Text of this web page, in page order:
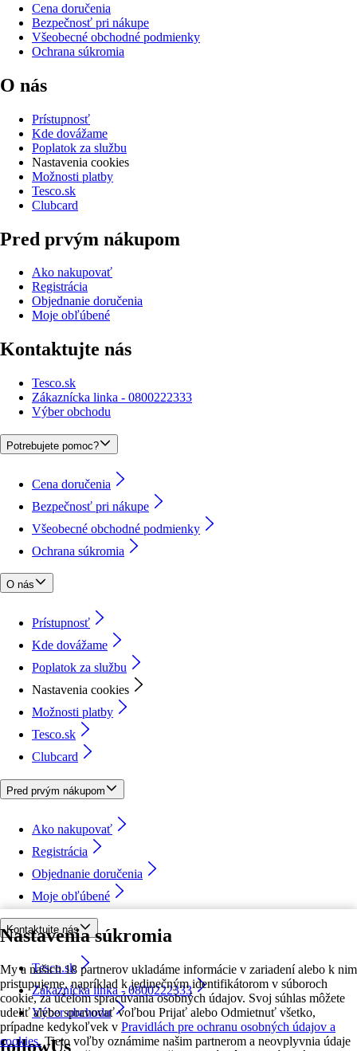
Nastavenia súkromia
My a našich 18 partnerov ukladáme informácie v zariadení alebo k nim
pristupujeme, napríklad k jedinečným identifikátorom v súboroch
cookie, za účelom spracúvania osobných údajov. Svoj súhlas môžete
udeliť alebo spravovať voľbou Prijať alebo Odmietnuť všetko,
prípadne kedykoľvek v Pravidlách pre ochranu osobných údajov a
cookies. Tieto voľby oznámime našim partnerom a neovplyvnia údaje
Cena doručenia
Bezpečnosť pri nákupe
Všeobecné obchodné podmienky
Ochrana súkromia
O nás
Prístupnosť
Kde dovážame
Poplatok za službu
Nastavenia cookies
Možnosti platby
Tesco.sk
Clubcard
Pred prvým nákupom
Ako nakupovať
Registrácia
Objednanie doručenia
Moje obľúbené
Kontaktujte nás
Tesco.sk
Zákaznícka linka - 0800222333
Výber obchodu
Potrebujete pomoc?
Cena doručenia
Bezpečnosť pri nákupe
Všeobecné obchodné podmienky
Ochrana súkromia
O nás
Prístupnosť
Kde dovážame
Poplatok za službu
Nastavenia cookies
Možnosti platby
Tesco.sk
Clubcard
Pred prvým nákupom
Ako nakupovať
Registrácia
Objednanie doručenia
Moje obľúbené
Kontaktujte nás
Tesco.sk
Zákaznícka linka - 0800222333
Výber obchodu
followUs